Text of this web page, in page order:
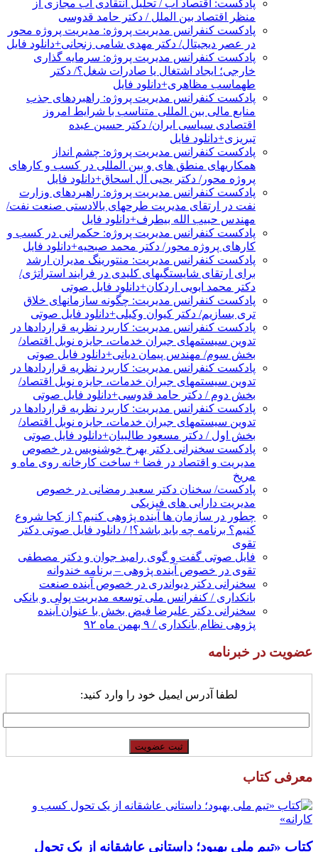
پادکست: اقتصاد آب / تحلیل انتقادی آب مجازی از
منظر اقتصاد بین الملل / دکتر حامد قدوسی
پادکست کنفرانس مدیریت پروژه: مدیریت پروژه محور
در عصر دیجیتال/ دکتر مهدی شامی زنجانی+دانلود فایل
پادکست کنفرانس مدیریت پروژه: سرمایه گذاری
خارجی؛ ایجاد اشتغال یا صادرات شغل؟/ دکتر
طهماسب مظاهری+دانلود فایل
پادکست کنفرانس مدیریت پروژه: راهبردهای جذب
منابع مالی بین المللی متناسب با شرایط امروز
اقتصادی سیاسی ایران/ دکتر حسین عبده
تبریزی+دانلود فایل
پادکست کنفرانس مدیریت پروژه: چشم انداز
همکاریهای منطق های و بین المللی در کسب و کارهای
پروژه محور/ دکتر یحیی آل اسحاق+دانلود فایل
پادکست کنفرانس مدیریت پروژه: راهبردهای وزارت
نفت در ارتقای مدیریت طرحهای بالادستی صنعت نفت/
مهندس حبیب الله بیطرف+دانلود فایل
پادکست کنفرانس مدیریت پروژه: حکمرانی در کسب و
کارهای پروژه محور/ دکتر محمد صبحیه+دانلود فایل
پادکست کنفرانس مدیریت: منتورینگ مدیران ارشد
برای ارتقای شایستگیهای کلیدی در فرایند استراتژی/
دکتر محمد ابویی اردکان+دانلود فایل صوتی
پادکست کنفرانس مدیریت: چگونه سازمانهای خلاق
تری بسازیم/ دکتر کیوان وکیلی+دانلود فایل صوتی
پادکست کنفرانس مدیریت: کاربرد نظریه قراردادها در
تدوین سیستمهای جبران خدمات، جایزه نوبل اقتصاد/
بخش سوم/ مهندس پیمان دیانی+دانلود فایل صوتی
پادکست کنفرانس مدیریت: کاربرد نظریه قراردادها در
تدوین سیستمهای جبران خدمات، جایزه نوبل اقتصاد/
بخش دوم / دکتر حامد قدوسی+دانلود فایل صوتی
پادکست کنفرانس مدیریت: کاربرد نظریه قراردادها در
تدوین سیستمهای جبران خدمات، جایزه نوبل اقتصاد/
بخش اول / دکتر مسعود طالبیان+دانلود فایل صوتی
پادکست سخنرانی دکتر بهرخ خوشنویس در خصوص
مدیریت و اقتصاد در فضا + ساخت کارخانه روی ماه و
مریخ
پادکست/ سخنان دکتر سعید رمضانی در خصوص
مدیریت دارایی های فیزیکی
چطور در سازمان ها آینده پژوهی کنیم؟ از کجا شروع
کنیم؟ برنامه چه باید باشد؟! / دانلود فایل صوتی دکتر
تقوی
فایل صوتی گفت و گوی رامبد جوان و دکتر مصطفی
تقوی در خصوص آینده پژوهی – برنامه خندوانه
سخنرانی دکتر دیواندری در خصوص آینده صنعت
بانکداری / کنفرانس ملی توسعه مدیریت پولی و بانکی
سخنرانی دکتر علیرضا فیض بخش با عنوان آینده
پژوهی نظام بانکداری / ۹ بهمن ماه ۹۲
عضویت در خبرنامه
لطفا آدرس ایمیل خود را وارد کنید:
معرفی کتاب
کتاب «تیم ملی بهبود؛ داستانی عاشقانه از یک تحول